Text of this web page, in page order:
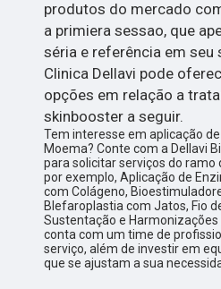
produtos do mercado
a primiera sessao, que
séria e referência em
Clinica Dellavi pode
opções em relação a
skinbooster a seguir.
Tem interesse em aplicação
Moema? Conte com a Dellavi
para solicitar serviços do ramo
por exemplo, Aplicação de
com Colágeno,
Blefaroplastia com Jatos, Fio
Sustentação e Harmonizações
conta com um time de
serviço, além de investir em
que se ajustam a sua